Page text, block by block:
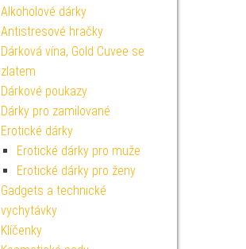
Alkoholové dárky
Antistresové hračky
Dárková vína, Gold Cuvee se
zlatem
Dárkové poukazy
Dárky pro zamilované
Erotické dárky
Erotické dárky pro muže
Erotické dárky pro ženy
Gadgets a technické
vychytávky
Klíčenky